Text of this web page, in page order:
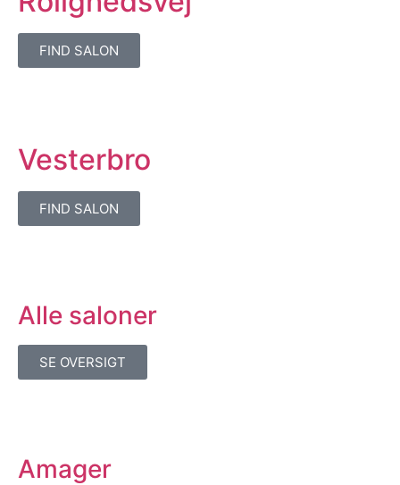
FIND SALON
Vesterbro
FIND SALON
Alle saloner
SE OVERSIGT
Amager